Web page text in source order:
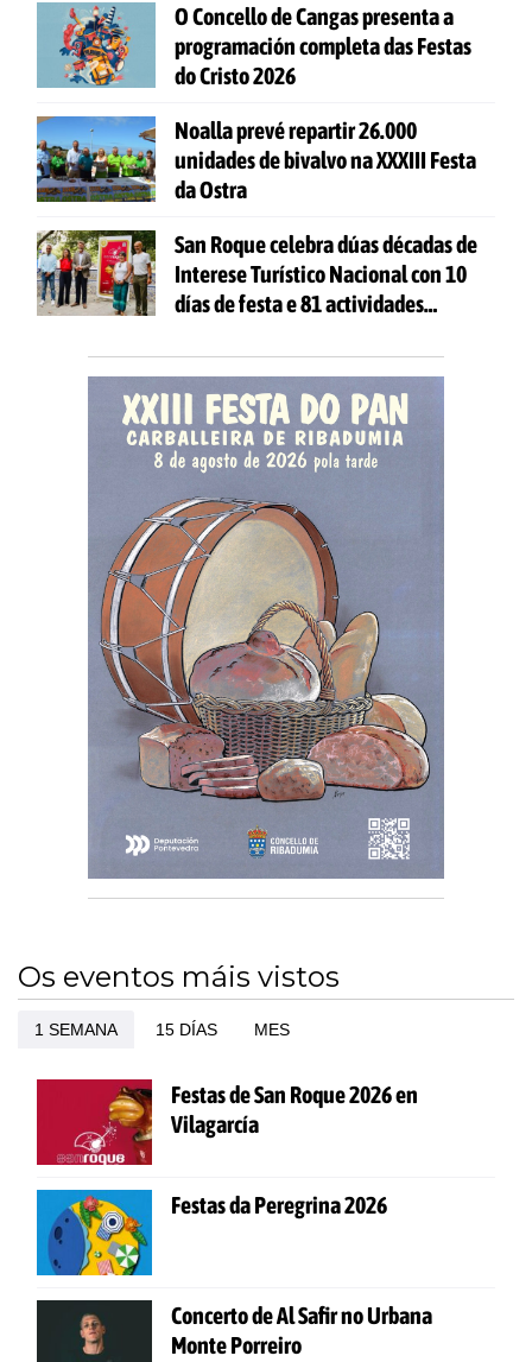
O Concello de Cangas presenta a
programación completa das Festas
do Cristo 2026
Noalla prevé repartir 26.000
unidades de bivalvo na XXXIII Festa
da Ostra
San Roque celebra dúas décadas de
Interese Turístico Nacional con 10
días de festa e 81 actividades
Os eventos máis vistos
1 SEMANA 15 DÍAS MES
Festas de San Roque 2026 en
Vilagarcía
Festas da Peregrina 2026
Concerto de Al Safir no Urbana
Monte Porreiro